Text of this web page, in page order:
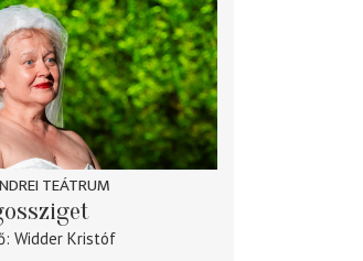
TEÁTRUM
Widder Kristóf